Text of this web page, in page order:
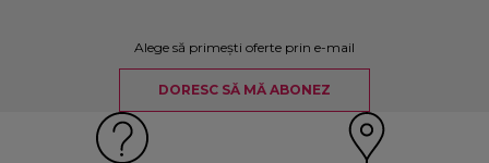
Alege să primești oferte prin e-mail
DORESC SĂ MĂ ABONEZ